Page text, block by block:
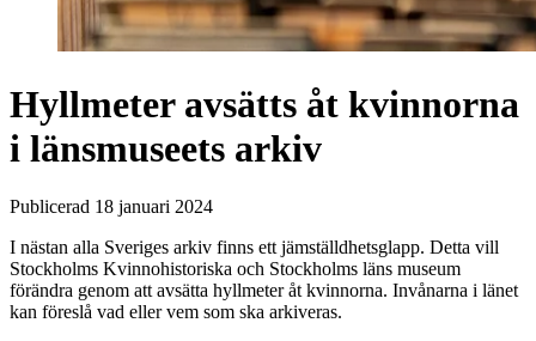
Hyllmeter avsätts åt kvinnorna
i länsmuseets arkiv
Publicerad 18 januari 2024
I nästan alla Sveriges arkiv finns ett jämställdhetsglapp. Detta vill
Stockholms Kvinnohistoriska och Stockholms läns museum
förändra genom att avsätta hyllmeter åt kvinnorna. Invånarna i länet
kan föreslå vad eller vem som ska arkiveras.